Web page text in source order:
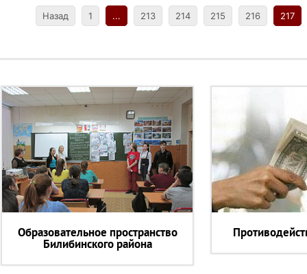
Назад 1 ... 213 214 215 216 217
Образовательное пространство
Билибинского района